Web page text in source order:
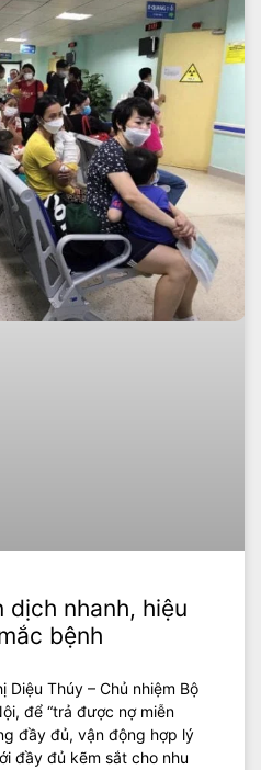
dịch nhanh, hiệu
bệnh
Diệu Thúy – Chủ nhiệm Bộ
để “trả được nợ miễn
đầy đủ, vận động hợp lý
đầy đủ kẽm sắt cho nhu